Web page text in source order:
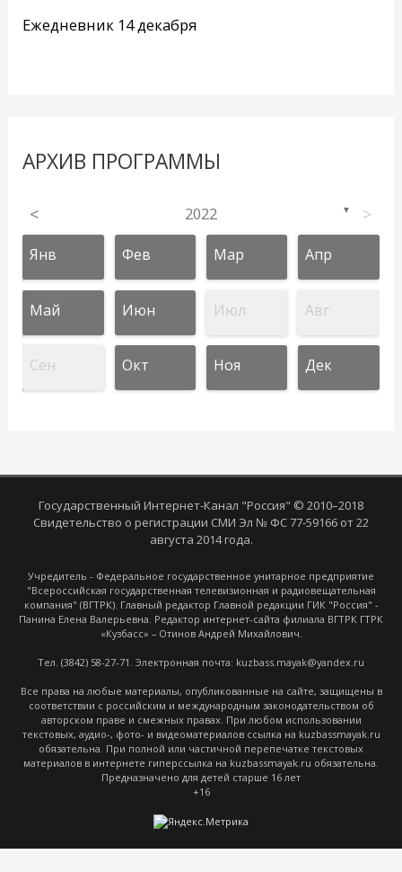
Ежедневник 14 декабря
АРХИВ ПРОГРАММЫ
< 2022 ▼ >
Янв Фев Мар Апр
Май Июн Июл Авг
Сен Окт Ноя Дек
Государственный Интернет-Канал "Россия" © 2010–2018
Свидетельство о регистрации СМИ Эл № ФС 77-59166 от 22
августа 2014 года.
Учредитель - Федеральное государственное унитарное предприятие
"Всероссийская государственная телевизионная и радиовещательная
компания" (ВГТРК). Главный редактор Главной редакции ГИК "Россия" -
Панина Елена Валерьевна. Редактор интернет-сайта филиала ВГТРК ГТРК
«Кузбасс» – Отинов Андрей Михайлович.
Тел. (3842) 58-27-71. Электронная почта: kuzbass.mayak@yandex.ru
Все права на любые материалы, опубликованные на сайте, защищены в
соответствии с российским и международным законодательством об
авторском праве и смежных правах. При любом использовании
текстовых, аудио-, фото- и видеоматериалов ссылка на kuzbassmayak.ru
обязательна. При полной или частичной перепечатке текстовых
материалов в интернете гиперссылка на kuzbassmayak.ru обязательна.
Предназначено для детей старше 16 лет
+16